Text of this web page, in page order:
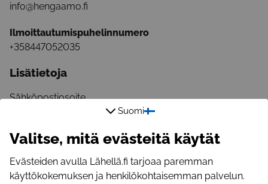
info@hengaamo.fi
Ilmoittautumispuhelinnumero
+358447052035
Lisätietoja
Sähköpostiosoite
http://www.hengaamo.fi/kalenteri
Puhelinnumero
+358447052035
Suomi
Valitse, mitä evästeitä käytät
Evästeiden avulla Lähellä.fi tarjoaa paremman
käyttökokemuksen ja henkilökohtaisemman palvelun.